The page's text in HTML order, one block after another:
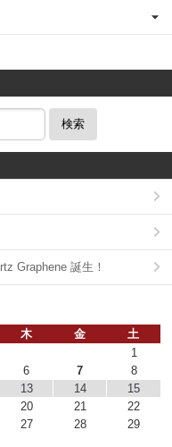
検索
Graphene 誕生！
木 金
土
1
6 7
8
13 14
15
20 21
22
27 28
29